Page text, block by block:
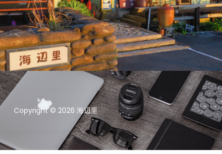
Copyright © 2026 海辺里